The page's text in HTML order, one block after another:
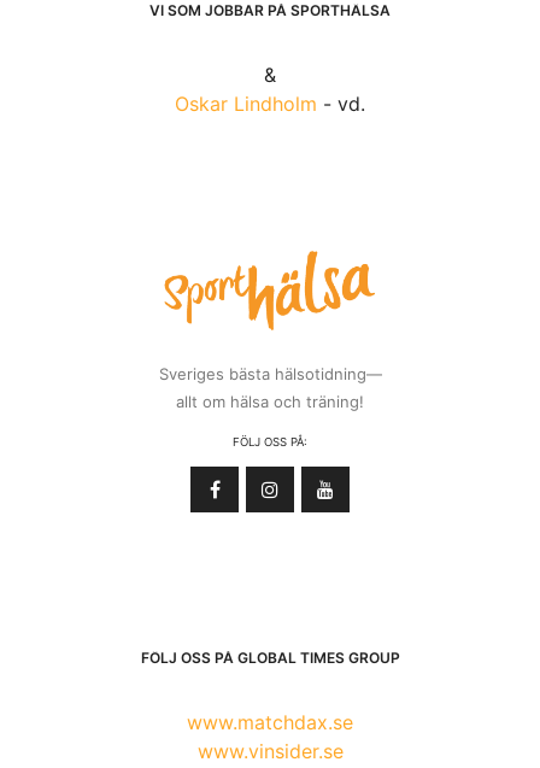
VI SOM JOBBAR PÅ SPORTHÄLSA
&
Oskar Lindholm - vd.
Sveriges bästa hälsotidning—
allt om hälsa och träning!
FÖLJ OSS PÅ:
FÖLJ OSS PÅ GLOBAL TIMES GROUP
www.matchdax.se
www.vinsider.se